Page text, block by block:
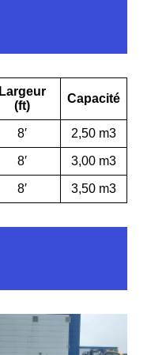
Largeur
(ft)
Capacité
8′ 2,50 m3
8′ 3,00 m3
8′ 3,50 m3